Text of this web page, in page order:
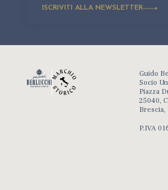
ISCRIVITI ALLA NEWSLETTER
Guido
Socio
Piazza
25040,
Brescia,
P.IVA